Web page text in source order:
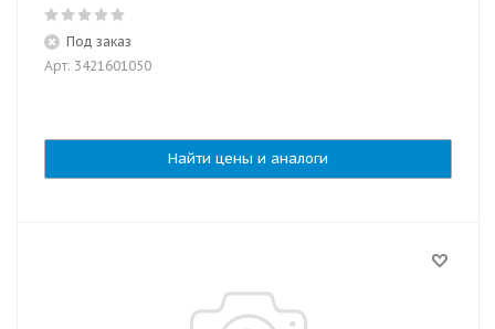
Под заказ
Арт: 3421601050
Найти цены и аналоги